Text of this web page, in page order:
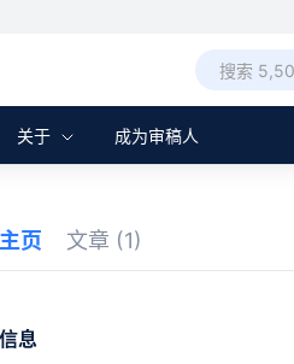
关于 成为审稿人
页 文章 (1)
息